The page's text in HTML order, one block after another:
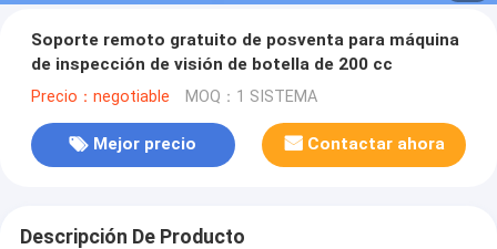
Soporte remoto gratuito de posventa para máquina
de inspección de visión de botella de 200 cc
Precio：negotiable MOQ：1 SISTEMA
Mejor precio Contactar ahora
Descripción De Producto